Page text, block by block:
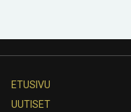
ETUSIVU
UUTISET